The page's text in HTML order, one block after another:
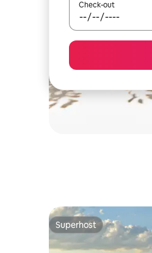
Check-out
Superhost
Superhost